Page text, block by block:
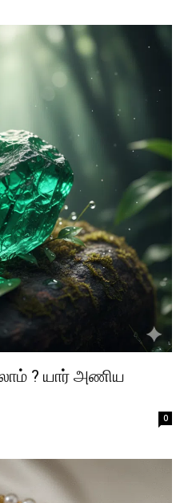
? யார் அணிய
0